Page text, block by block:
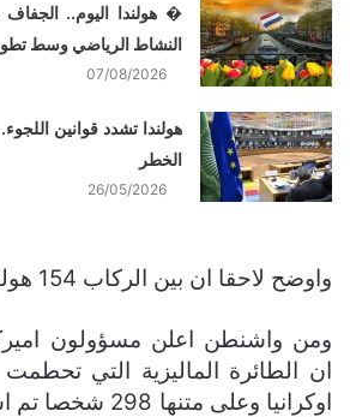
� هولندا اليوم..
النشاط الرياضي وسط
07/08/2026
هولندا تشدد قوانين
الخطر
26/05/2026
واوضح لاحقا ان بين الركاب 154 هولنديا و27 استراليا.
ومن واشنطن اعلن مسؤولون
ان الطائرة الماليزية التي
اوكرانيا وعلى